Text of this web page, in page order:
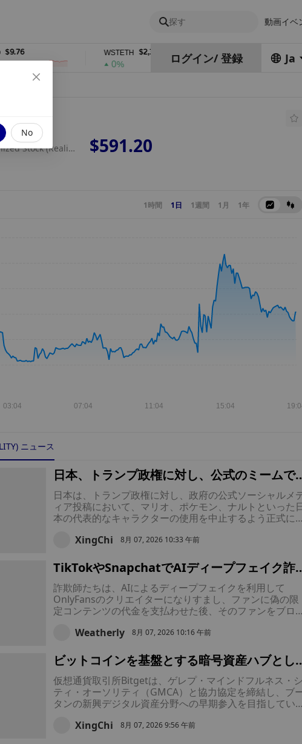
探す 動画イベ
WSTETH $2,378.84
0%
DEL $0.76762686
1%
ログイン/ 登録 Ja
Meta Tokenized Stock (Reality) $591.20
1時間 1日 1週間 1月 1年
ニュース
日本、トランプ政権に対し、公式のミームで
「マリオ」「ポケモン」「ナルト」の使用を
めるよう最終通告
日本は、トランプ政権に対し、政府の公式ソーシャルメ
ィア投稿において、マリオ、ポケモン、ナルトといった
本の代表的なキャラクターの使用を中止するよう正式に
して始まったものが、知的財産をめぐる異例の外交問題
XingChi 8月 07, 2026 10:33 午前
TikTokやSnapchatでAIディープフェイク詐
が蔓延――詐欺師たちがOnlyFansのクリエイ
ターを装い、支払いをだまし取って姿を消し
いる
詐欺師たちは、AIによるディープフェイクを利用して
OnlyFansのクリエイターになりすまし、ファンに偽の限
定コンテンツの代金を支払わせた後、そのファンをブロ
新たな法律が制定されているにもかかわらず、こうした
リエイターの両方に被害をもたらしています。
Weatherly 8月 07, 2026 10:16 午前
ビットコインを基盤とする暗号資産ハブとし
世界各国の企業を惹きつけるブータンで、Bit
getが規制当局の認可を受けた事業拠点の確
を目指す
仮想通貨取引所Bitgetは、ゲレプ・マインドフルネス・
ティ・オーソリティ（GMCA）と協力協定を締結し、ブ
タンの新興デジタル資産分野への早期参入を目指してい
ンを基盤とした金融ハブをターゲットとする最新の仮想
XingChi 8月 07, 2026 9:56 午前
No